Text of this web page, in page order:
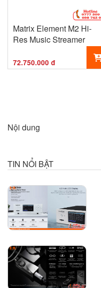
Matrix Element M2 Hi-
Res Music Streamer
72.750.000 đ
Nội dung
TIN NỔI BẬT